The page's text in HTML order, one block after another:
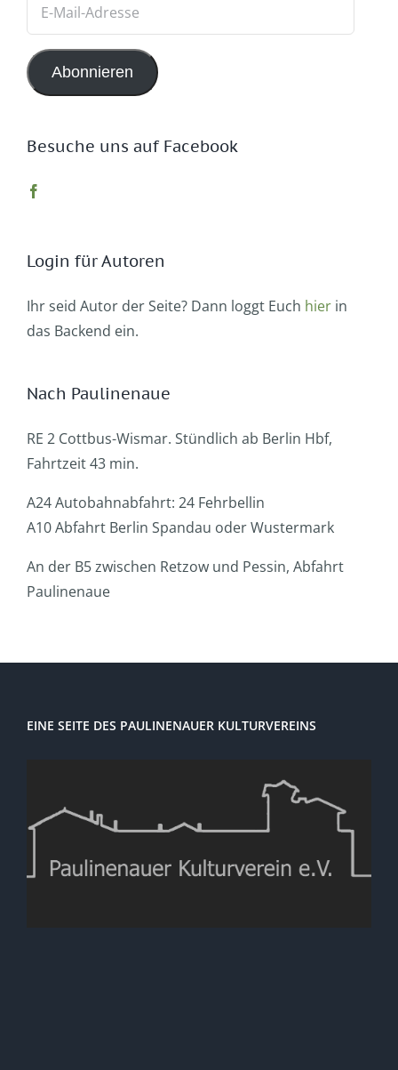
Adresse
Abonnieren
Besuche uns auf Facebook
Login für Autoren
Ihr seid Autor der Seite? Dann loggt Euch hier in
das Backend ein.
Nach Paulinenaue
RE 2 Cottbus-Wismar. Stündlich ab Berlin Hbf,
Fahrtzeit 43 min.
A24 Autobahnabfahrt: 24 Fehrbellin
A10 Abfahrt Berlin Spandau oder Wustermark
An der B5 zwischen Retzow und Pessin, Abfahrt
Paulinenaue
EINE SEITE DES PAULINENAUER KULTURVEREINS